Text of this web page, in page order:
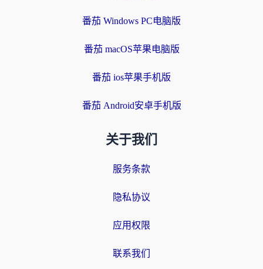
番茄 Windows PC电脑版
番茄 macOS苹果电脑版
番茄 ios苹果手机版
番茄 Android安卓手机版
关于我们
服务条款
隐私协议
应用权限
联系我们